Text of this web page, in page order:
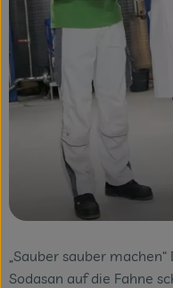
„Sauber sauber
Sodasan auf die Fahne